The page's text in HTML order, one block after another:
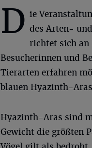
D ie
des Arten-
richtet sich an
Besucherinnen und
Tierarten erfahren
blauen Hyazinth-
Hyazinth-Aras sind
Gewicht die größten